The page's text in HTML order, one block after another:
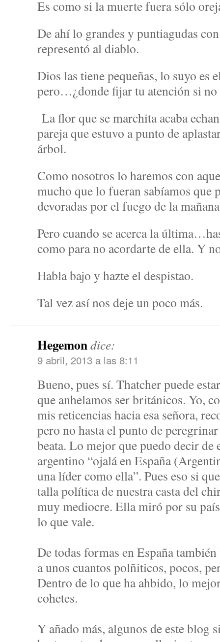
Es como si la muerte fuera sólo
De ahí lo grandes y puntiagudas
representó al diablo.
Dios las tiene pequeñas, lo suyo es
pero…¿donde fijar tu atención si no
La flor que se marchita acaba
pareja que estuvo a punto de
árbol.
Como nosotros lo haremos con
mucho que lo fueran sabíamos que
devoradas por el fuego de la
Pero cuando se acerca la
como para no acordarte de ella. Y
Habla bajo y hazte el despistao.
Tal vez así nos deje un poco más.
Hegemondice:
9 abril, 2013 a las 8:11
Bueno, pues sí. Thatcher puede
que anhelamos ser británicos. Yo,
mis reticencias hacia esa señora,
pero no hasta el punto de
beata. Lo mejor que puedo decir de
argentino “ojalá en España
una líder como ella”. Pues eso si
talla política de nuestra casta del
muy mediocre. Ella miró por su
lo que vale.
De todas formas en España
a unos cuantos polñiticos, pocos,
Dentro de lo que ha ahbido, lo
cohetes.
Y añado más, algunos de este blog